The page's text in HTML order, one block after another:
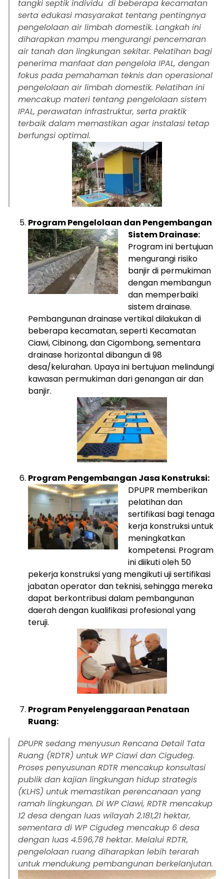
tangki septik individu di beberapa kecamatan
serta edukasi masyarakat tentang pentingnya
pengelolaan air limbah domestik. Langkah ini
diharapkan mampu mengurangi pencemaran
air tanah dan lingkungan sekitar. Pelatihan bagi
penerima manfaat dan pengelola IPAL, dengan
fokus pada pemahaman teknis dan operasional
pengelolaan air limbah domestik. Pelatihan ini
mencakup materi tentang pengelolaan sistem
IPAL, perawatan infrastruktur, serta praktik
terbaik dalam memastikan agar instalasi tetap
berfungsi optimal.
Program Pengelolaan dan Pengembangan
Sistem Drainase:
Program ini bertujuan
mengurangi risiko
banjir di permukiman
dengan membangun
dan memperbaiki
sistem drainase.
Pembangunan drainase vertikal dilakukan di
beberapa kecamatan, seperti Kecamatan
Ciawi, Cibinong, dan Cigombong, sementara
drainase horizontal dibangun di 98
desa/kelurahan. Upaya ini bertujuan melindungi
kawasan permukiman dari genangan air dan
banjir.
Program Pengembangan Jasa Konstruksi:
DPUPR memberikan
pelatihan dan
sertifikasi bagi tenaga
kerja konstruksi untuk
meningkatkan
kompetensi. Program
ini diikuti oleh 50
pekerja konstruksi yang mengikuti uji sertifikasi
jabatan operator dan teknisi, sehingga mereka
dapat berkontribusi dalam pembangunan
daerah dengan kualifikasi profesional yang
teruji.
Program Penyelenggaraan Penataan
Ruang:
DPUPR sedang menyusun Rencana Detail Tata
Ruang (RDTR) untuk WP Ciawi dan Cigudeg.
Proses penyusunan RDTR mencakup konsultasi
publik dan kajian lingkungan hidup strategis
(KLHS) untuk memastikan perencanaan yang
ramah lingkungan. Di WP Ciawi, RDTR mencakup
12 desa dengan luas wilayah 2.181,21 hektar,
sementara di WP Cigudeg mencakup 6 desa
dengan luas 4.596,78 hektar. Melalui RDTR,
pengelolaan ruang diharapkan lebih terarah
untuk mendukung pembangunan berkelanjutan.